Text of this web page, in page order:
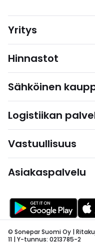
Yritys
Hinnastot
Sähköinen
Logistiikan
Vastuullisuus
Asiakaspalvelu
© Sonepar Suomi Oy |
11 | Y-tunnus: 0213785-2